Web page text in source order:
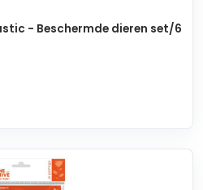
- Beschermde dieren set/6